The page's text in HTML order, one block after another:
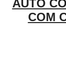
AUTO
COM